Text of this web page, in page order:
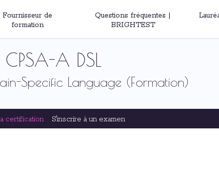
Fournisseur de
formation
Questions fréquentes |
BRIGHTEST
A DSL
Specific Language (Formation)
certification S'inscrire à un examen